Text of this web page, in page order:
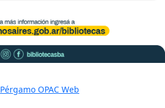
Pérgamo OPAC Web